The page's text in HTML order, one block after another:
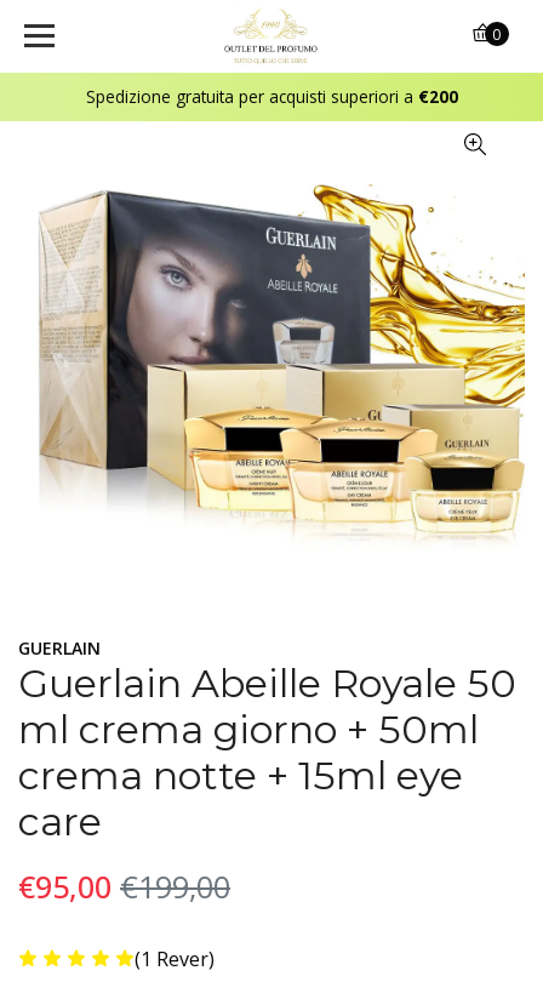
Spedizione gratuita per acquisti superiori a €200
0
GUERLAIN
Guerlain Abeille Royale 50
ml crema giorno + 50ml
crema notte + 15ml eye
care
€95,00 €199,00
(1 Rever)